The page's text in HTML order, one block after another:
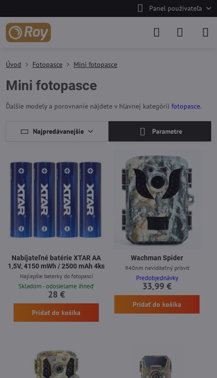
Panel používateľa
Úvod Fotopasce Mini fotopasce
Mini fotopasce
Ďalšie modely a porovnanie nájdete v hlavnej kategórii fotopasce.
Najpredávanejšie Parametre
Nabíjateľné batérie XTAR AA
1,5V, 4150 mWh / 2500 mAh 4ks
Najlepšie baterky do fotopascí
Skladom - odosielame ihneď
28 €
Pridať do košíka
Wachman Spider
940nm neviditeľný prísvit
Predobjednávky
33,99 €
Pridať do košíka